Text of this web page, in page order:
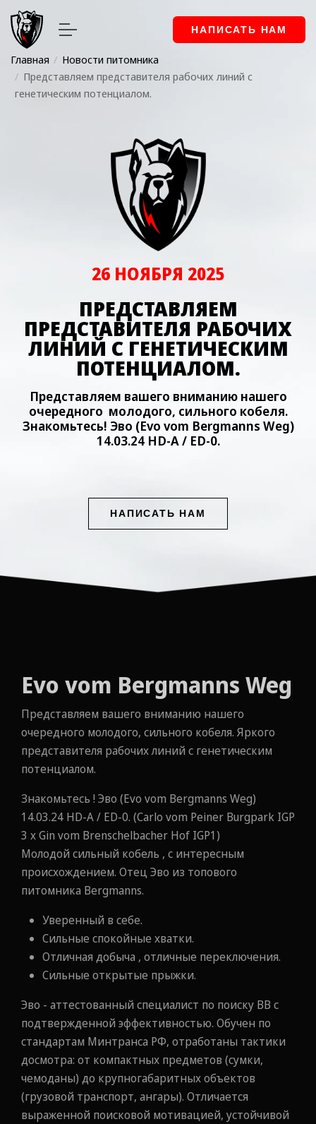
НАПИСАТЬ НАМ
Главная
Новости питомника
Представляем представителя рабочих линий с
генетическим потенциалом.
26 НОЯБРЯ 2025
ПРЕДСТАВЛЯЕМ
ПРЕДСТАВИТЕЛЯ РАБОЧИХ
ЛИНИЙ С ГЕНЕТИЧЕСКИМ
ПОТЕНЦИАЛОМ.
Представляем вашего вниманию нашего
очередного молодого, сильного кобеля.
Знакомьтесь! Эво (Evo vom Bergmanns Weg)
14.03.24 НD-А / ЕD-0.
НАПИСАТЬ НАМ
Evo vom Bergmanns Weg
Представляем вашего вниманию нашего
очередного молодого, сильного кобеля. Яркого
представителя рабочих линий с генетическим
потенциалом.
Знакомьтесь ! Эво (Evo vom Bergmanns Weg)
14.03.24 НD-А / ЕD-0. (Carlo vom Peiner Burgpark IGP
3 х Gin vom Brenschelbacher Hof IGP1)
Молодой сильный кобель , с интересным
происхождением. Отец Эво из топового
питомника Bergmanns.
Уверенный в себе.
Сильные спокойные хватки.
Отличная добыча , отличные переключения.
Сильные открытые прыжки.
Эво - аттестованный специалист по поиску ВВ с
подтвержденной эффективностью. Обучен по
стандартам Минтранса РФ, отработаны тактики
досмотра: от компактных предметов (сумки,
чемоданы) до крупногабаритных объектов
(грузовой транспорт, ангары). Отличается
выраженной поисковой мотивацией, устойчивой